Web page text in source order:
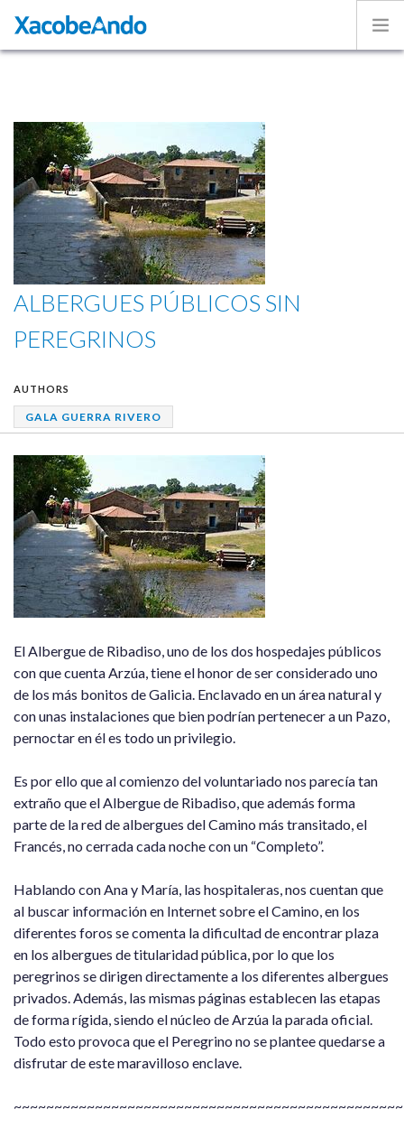
Caminos
Volunteer
Experiences
Exhibition
Login
ENGLISH
ALBERGUES PÚBLICOS SIN
PEREGRINOS
AUTHORS
GALA GUERRA RIVERO
El Albergue de Ribadiso, uno de los dos hospedajes públicos
con que cuenta Arzúa, tiene el honor de ser considerado uno
de los más bonitos de Galicia. Enclavado en un área natural y
con unas instalaciones que bien podrían pertenecer a un Pazo,
pernoctar en él es todo un privilegio.
Es por ello que al comienzo del voluntariado nos parecía tan
extraño que el Albergue de Ribadiso, que además forma
parte de la red de albergues del Camino más transitado, el
Francés, no cerrada cada noche con un “Completo”.
Hablando con Ana y María, las hospitaleras, nos cuentan que
al buscar información en Internet sobre el Camino, en los
diferentes foros se comenta la dificultad de encontrar plaza
en los albergues de titularidad pública, por lo que los
peregrinos se dirigen directamente a los diferentes albergues
privados. Además, las mismas páginas establecen las etapas
de forma rígida, siendo el núcleo de Arzúa la parada oficial.
Todo esto provoca que el Peregrino no se plantee quedarse a
disfrutar de este maravilloso enclave.